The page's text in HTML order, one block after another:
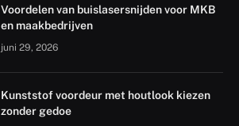
Voordelen van buislasersnijden voor MKB
en maakbedrijven
juni 29, 2026
Kunststof voordeur met houtlook kiezen
zonder gedoe